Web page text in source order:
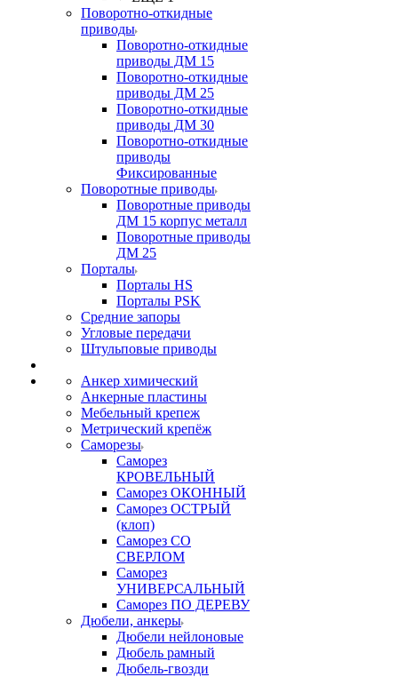
Поворотно-откидные
приводы
Поворотно-откидные
приводы ДМ 15
Поворотно-откидные
приводы ДМ 25
Поворотно-откидные
приводы ДМ 30
Поворотно-откидные
приводы
Фиксированные
Поворотные приводы
Поворотные приводы
ДМ 15 корпус металл
Поворотные приводы
ДМ 25
Порталы
Порталы HS
Порталы PSK
Средние запоры
Угловые передачи
Штульповые приводы
Анкер химический
Анкерные пластины
Мебельный крепеж
Метрический крепёж
Саморезы
Саморез
КРОВЕЛЬНЫЙ
Саморез ОКОННЫЙ
Саморез ОСТРЫЙ
(клоп)
Саморез СО
СВЕРЛОМ
Саморез
УНИВЕРСАЛЬНЫЙ
Саморез ПО ДЕРЕВУ
Дюбели, анкеры
Дюбели нейлоновые
Дюбель рамный
Дюбель-гвозди